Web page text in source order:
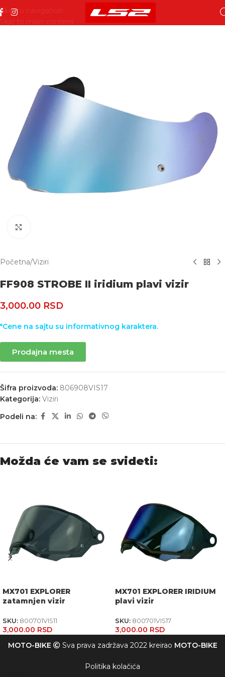
Skip to navigation
Skip to main content
Početna/Viziri
FF908 STROBE II iridium plavi vizir
3,000.00 RSD
*Cene na sajtu su informativnog karaktera.
Prodajna mesta
Šifra proizvoda: 806908VIS17
Kategorija: Viziri
Podeli na:
Možda će vam se svideti:
MX701 EXPLORER
zatamnjen vizir
SKU: 800701VIS11
3,000.00 RSD
MX701 EXPLORER IRIDIUM
plavi vizir
SKU: 800701VIS17
3,000.00 RSD
MOTO-BIKE
Sva prava zadržava 2022 kreirao MOTO-BIKE
Politika kolačića